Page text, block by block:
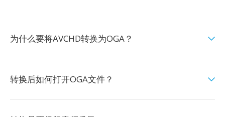
为什么要将AVCHD转换为OGA？
转换后如何打开OGA文件？